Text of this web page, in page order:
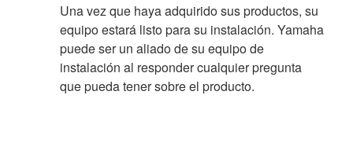
Una vez que haya adquirido sus productos, su
equipo estará listo para su instalación. Yamaha
puede ser un aliado de su equipo de
instalación al responder cualquier pregunta
que pueda tener sobre el producto.